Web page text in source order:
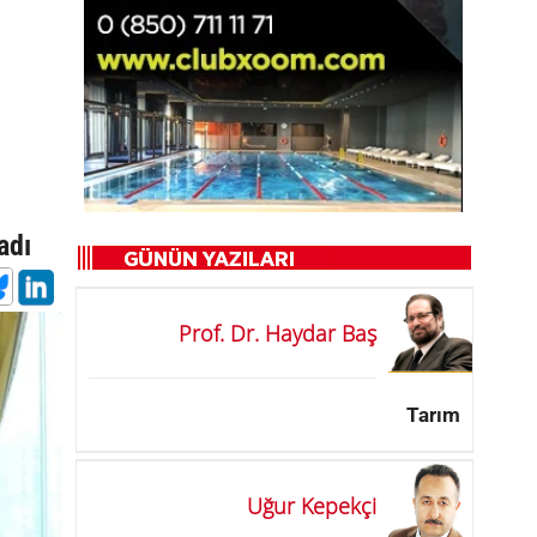
Prof. Dr. Haydar Baş
Tarım
Uğur Kepekçi